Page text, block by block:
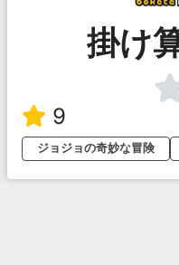
掛け
9
ジョジョの奇妙な冒険